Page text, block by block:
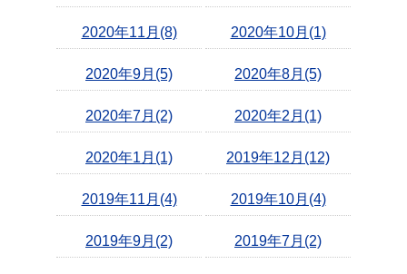
2020年11月(8) 2020年10月(1)
2020年9月(5) 2020年8月(5)
2020年7月(2) 2020年2月(1)
2020年1月(1) 2019年12月(12)
2019年11月(4) 2019年10月(4)
2019年9月(2) 2019年7月(2)